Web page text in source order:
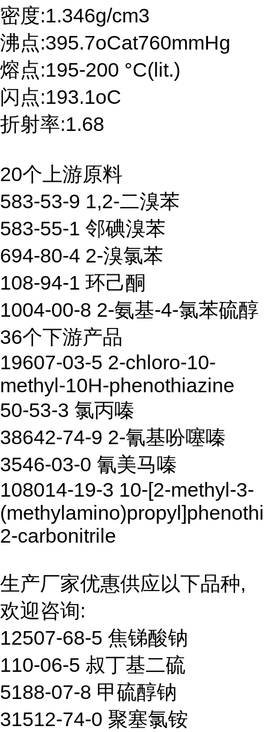
密度:1.346g/cm3
沸点:395.7oCat760mmHg
熔点:195-200 °C(lit.)
闪点:193.1oC
折射率:1.68
20个上游原料
583-53-9 1,2-二溴苯
583-55-1 邻碘溴苯
694-80-4 2-溴氯苯
108-94-1 环己酮
1004-00-8 2-氨基-4-氯苯硫醇
36个下游产品
19607-03-5 2-chloro-10-
methyl-10H-phenothiazine
50-53-3 氯丙嗪
38642-74-9 2-氰基吩噻嗪
3546-03-0 氰美马嗪
108014-19-3 10-[2-methyl-3-
2-carbonitrile
生产厂家优惠供应以下品种,
欢迎咨询:
12507-68-5 焦锑酸钠
110-06-5 叔丁基二硫
5188-07-8 甲硫醇钠
31512-74-0 聚塞氯铵